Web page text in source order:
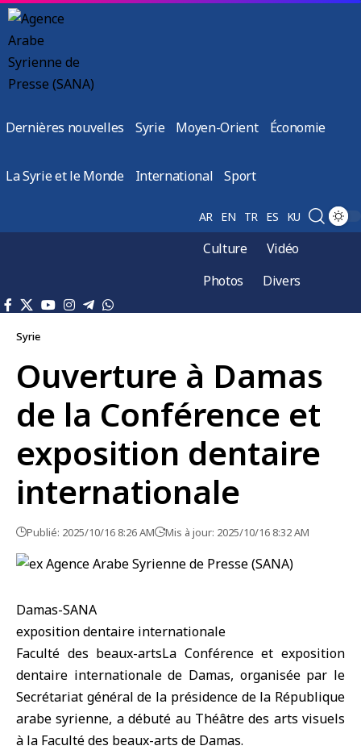
Dernières nouvelles Syrie Moyen-Orient Économie
La Syrie et le Monde International Sport
AR EN TR ES KU
Culture
Vidéo
Photos
Divers
Syrie
Ouverture à Damas
de la Conférence et
exposition dentaire
internationale
Publié: 2025/10/16 8:26 AM Mis à jour: 2025/10/16 8:32 AM
Damas-SANA
exposition dentaire internationale
Faculté des beaux-artsLa Conférence et exposition
dentaire internationalede Damas, organisée par le
Secrétariat général de la présidence de la République
arabe syrienne, a débuté au Théâtre des arts visuels
à la Faculté des beaux-arts de Damas.